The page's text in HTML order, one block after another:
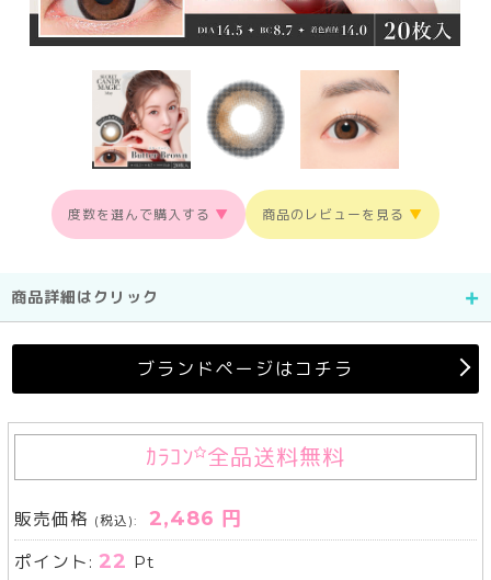
度数を選んで購入する ▼ 商品のレビューを見る ▼
商品詳細はクリック
ブランドページはコチラ
ｶﾗｺﾝ 全品送料無料
販売価格 (税込): 2,486 円
ポイント: 22 Pt